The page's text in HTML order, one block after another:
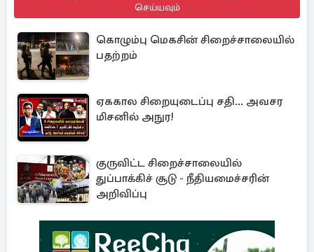
செய்யவும்
கொழும்பு மெகசின் சிறைச்சாலையில்
பதற்றம்
ஏககால சிறையுடைப்பு சதி... அவசர
மிசனில் அநுர!
குருவிட்ட சிறைச்சாலையில்
துப்பாக்கிச் சூடு - நீதியமைச்சரின்
அறிவிப்பு